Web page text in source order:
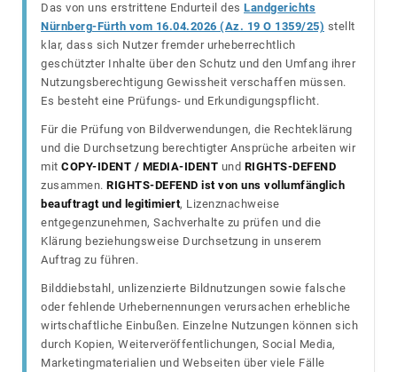
Das von uns erstrittene Endurteil des Landgerichts
Nürnberg-Fürth vom 16.04.2026 (Az. 19 O 1359/25) stellt
klar, dass sich Nutzer fremder urheberrechtlich
geschützter Inhalte über den Schutz und den Umfang ihrer
Nutzungsberechtigung Gewissheit verschaffen müssen.
Es besteht eine Prüfungs- und Erkundigungspflicht.
Für die Prüfung von Bildverwendungen, die Rechteklärung
und die Durchsetzung berechtigter Ansprüche arbeiten wir
mit COPY-IDENT / MEDIA-IDENT und RIGHTS-DEFEND
zusammen. RIGHTS-DEFEND ist von uns vollumfänglich
beauftragt und legitimiert, Lizenznachweise
entgegenzunehmen, Sachverhalte zu prüfen und die
Klärung beziehungsweise Durchsetzung in unserem
Auftrag zu führen.
Bilddiebstahl, unlizenzierte Bildnutzungen sowie falsche
oder fehlende Urhebernennungen verursachen erhebliche
wirtschaftliche Einbußen. Einzelne Nutzungen können sich
durch Kopien, Weiterveröffentlichungen, Social Media,
Marketingmaterialien und Webseiten über viele Fälle